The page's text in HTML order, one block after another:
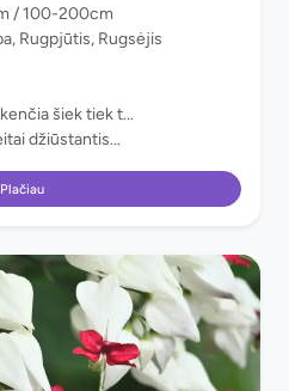
/ 100-200cm
Rugpjūtis, Rugsėjis
šiek tiek t...
džiūstantis...
Plačiau